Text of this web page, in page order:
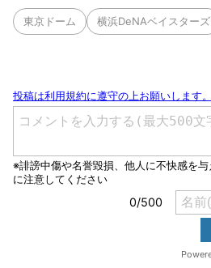
東京ドーム 横浜DeNAベイスターズ